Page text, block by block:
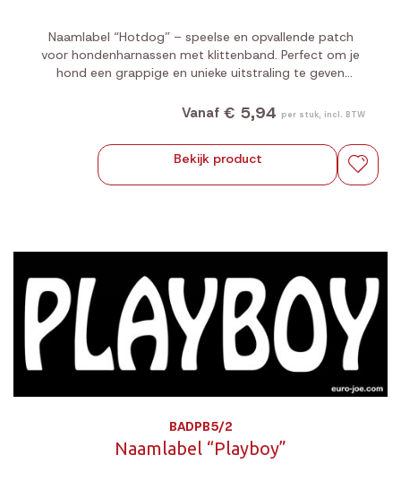
Naamlabel “Hotdog” – speelse en opvallende patch
voor hondenharnassen met klittenband. Perfect om je
hond een grappige en unieke uitstraling te geven
Vanaf € 5,94 per stuk, incl. BTW
Bekijk product
BADPB5/2
Naamlabel “Playboy”